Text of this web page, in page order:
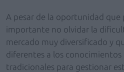
A pesar de la oportunidad que
importante no olvidar la
mercado muy diversificado y
diferentes a los
tradicionales para gestionar